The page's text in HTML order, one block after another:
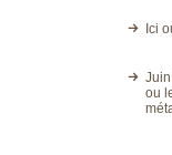
Ici
ou